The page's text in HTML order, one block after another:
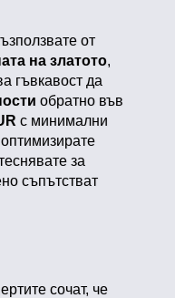
от
на златото,
гъвкавост да
обратно във
с минимални
за
съпътстват
сочат, че